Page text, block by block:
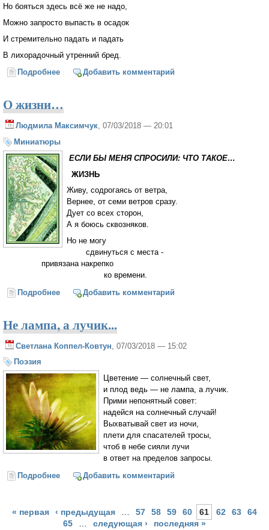
Но бояться здесь всё же не надо,
Можно запросто выпасть в осадок
И стремительно падать и падать
В лихорадочный утренний бред.
Подробнее о Зазеркалье
Добавить комментарий
О жизни…
Людмила Максимчук, 07/03/2018 — 20:01
Миниатюры
ЕСЛИ БЫ МЕНЯ СПРОСИЛИ: ЧТО ТАКОЕ…
ЖИЗНЬ
Живу, содрогаясь от ветра,
Вернее, от семи ветров сразу.
Дует со всех сторон,
А я боюсь сквозняков.
Но не могу
сдвинуться с места -
привязана накрепко
ко времени.
Подробнее о О жизни…
Добавить комментарий
Не лампа, а лучик...
Светлана Коппел-Ковтун , 07/03/2018 — 15:02
Поэзия
Цветение — солнечный свет,
и плод ведь — не лампа, а лучик.
Прими непонятный совет:
надейся на солнечный случай!
Выхватывай свет из ночи,
плети для спасателей тросы,
чтоб в небе сияли лучи
в ответ на пределов запросы.
Подробнее о Не лампа, а лучик...
Добавить комментарий
Страницы
« первая ‹ предыдущая 57 58 59 60 61 62 63
64
65
следующая › последняя »